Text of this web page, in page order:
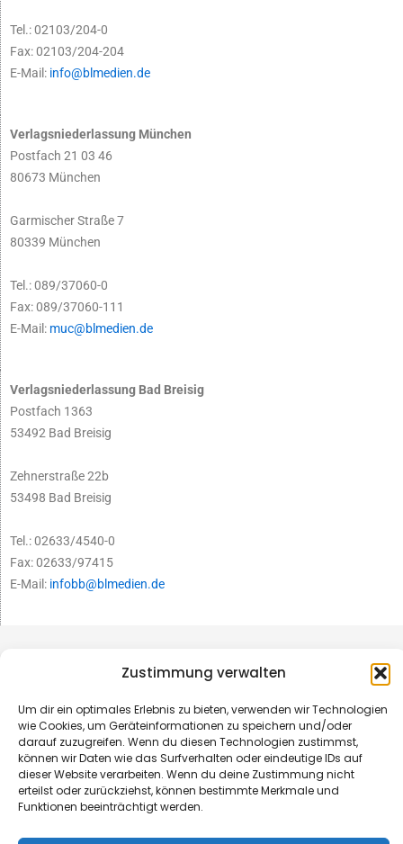
Zustimmung verwalten
Um dir ein optimales Erlebnis zu bieten, verwenden wir Technologien
wie Cookies, um Geräteinformationen zu speichern und/oder
darauf zuzugreifen. Wenn du diesen Technologien zustimmst,
können wir Daten wie das Surfverhalten oder eindeutige IDs auf
dieser Website verarbeiten. Wenn du deine Zustimmung nicht
erteilst oder zurückziehst, können bestimmte Merkmale und
Funktionen beeinträchtigt werden.
Tel.: 02103/204-0
Fax: 02103/204-204
E-Mail: info@blmedien.de
Verlagsniederlassung München
Postfach 21 03 46
80673 München
Garmischer Straße 7
80339 München
Tel.: 089/37060-0
Fax: 089/37060-111
E-Mail: muc@blmedien.de
Verlagsniederlassung Bad Breisig
Postfach 1363
53492 Bad Breisig
Zehnerstraße 22b
53498 Bad Breisig
Tel.: 02633/4540-0
Fax: 02633/97415
E-Mail: infobb@blmedien.de